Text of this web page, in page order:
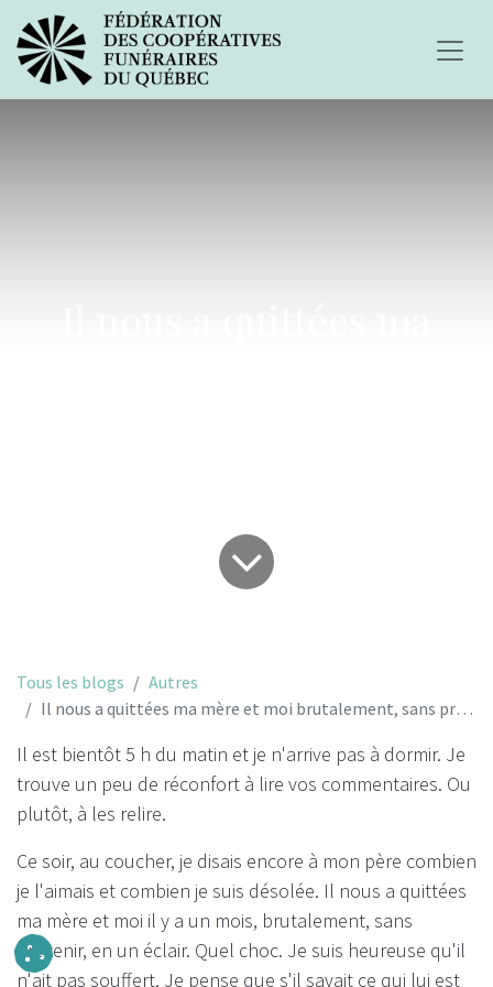
Tous les blogs
Autres
Il nous a quittées ma mère et moi brutalement, sans prévenir
Il est bientôt 5 h du matin et je n'arrive pas à dormir. Je
trouve un peu de réconfort à lire vos commentaires. Ou
plutôt, à les relire.
Ce soir, au coucher, je disais encore à mon père combien
je l'aimais et combien je suis désolée. Il nous a quittées
ma mère et moi il y a un mois, brutalement, sans
prévenir, en un éclair. Quel choc. Je suis heureuse qu'il
n'ait pas souffert. Je pense que s'il savait ce qui lui est